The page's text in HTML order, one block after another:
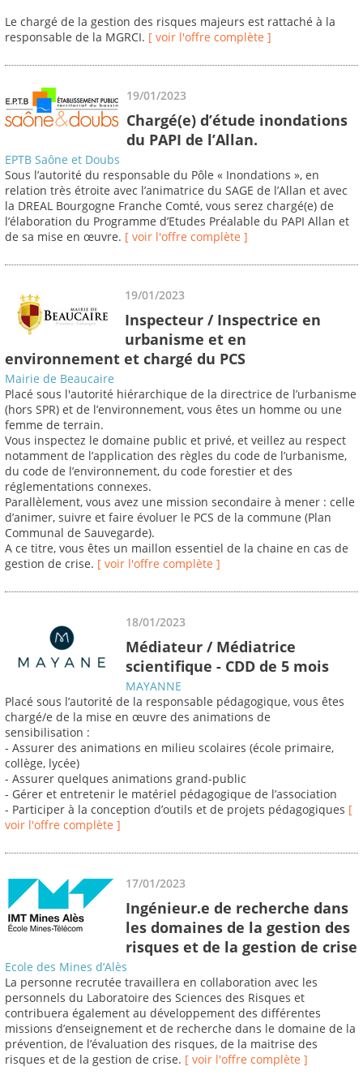
Le chargé de la gestion des risques majeurs est rattaché à la
responsable de la MGRCI. [ voir l'offre complète ]
19/01/2023
Chargé(e) d’étude inondations
du PAPI de l’Allan.
EPTB Saône et Doubs
Sous l’autorité du responsable du Pôle « Inondations », en
relation très étroite avec l’animatrice du SAGE de l’Allan et avec
la DREAL Bourgogne Franche Comté, vous serez chargé(e) de
l’élaboration du Programme d’Etudes Préalable du PAPI Allan et
de sa mise en œuvre. [ voir l'offre complète ]
19/01/2023
Inspecteur / Inspectrice en
urbanisme et en
environnement et chargé du PCS
Mairie de Beaucaire
Placé sous l'autorité hiérarchique de la directrice de l’urbanisme
(hors SPR) et de l’environnement, vous êtes un homme ou une
femme de terrain.
Vous inspectez le domaine public et privé, et veillez au respect
notamment de l’application des règles du code de l’urbanisme,
du code de l’environnement, du code forestier et des
réglementations connexes.
Parallèlement, vous avez une mission secondaire à mener : celle
d’animer, suivre et faire évoluer le PCS de la commune (Plan
Communal de Sauvegarde).
A ce titre, vous êtes un maillon essentiel de la chaine en cas de
gestion de crise. [ voir l'offre complète ]
18/01/2023
Médiateur / Médiatrice
scientifique - CDD de 5 mois
MAYANNE
Placé sous l’autorité de la responsable pédagogique, vous êtes
chargé/e de la mise en œuvre des animations de
sensibilisation :
- Assurer des animations en milieu scolaires (école primaire,
collège, lycée)
- Assurer quelques animations grand-public
- Gérer et entretenir le matériel pédagogique de l’association
- Participer à la conception d’outils et de projets pédagogiques [
voir l'offre complète ]
17/01/2023
Ingénieur.e de recherche dans
les domaines de la gestion des
risques et de la gestion de crise
Ecole des Mines d’Alès
La personne recrutée travaillera en collaboration avec les
personnels du Laboratoire des Sciences des Risques et
contribuera également au développement des différentes
missions d’enseignement et de recherche dans le domaine de la
prévention, de l’évaluation des risques, de la maitrise des
risques et de la gestion de crise. [ voir l'offre complète ]